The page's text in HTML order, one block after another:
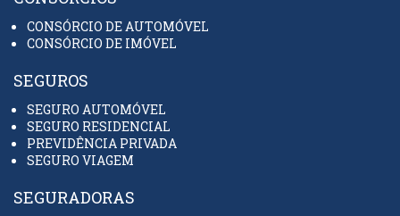
CONSÓRCIO DE AUTOMÓVEL
CONSÓRCIO DE IMÓVEL
SEGUROS
SEGURO AUTOMÓVEL
SEGURO RESIDENCIAL
PREVIDÊNCIA PRIVADA
SEGURO VIAGEM
SEGURADORAS